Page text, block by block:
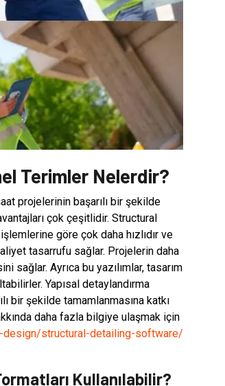
Terimler Nelerdir?
projelerinin başarılı bir şekilde
çok çeşitlidir. Structural
göre çok daha hızlıdır ve
tasarrufu sağlar. Projelerin daha
Ayrıca bu yazılımlar, tasarım
Yapısal detaylandırma
bir şekilde tamamlanmasına katkı
daha fazla bilgiye ulaşmak için
structural-detailing-software/
Kullanılabilir?